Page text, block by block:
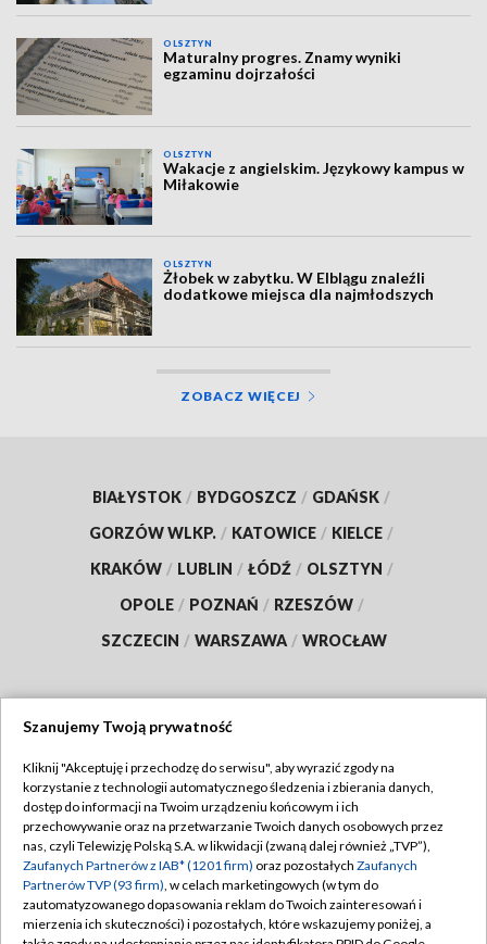
OLSZTYN
Maturalny progres. Znamy wyniki
egzaminu dojrzałości
OLSZTYN
Wakacje z angielskim. Językowy kampus w
Miłakowie
OLSZTYN
Żłobek w zabytku. W Elblągu znaleźli
dodatkowe miejsca dla najmłodszych
ZOBACZ WIĘCEJ
BIAŁYSTOK / BYDGOSZCZ / GDAŃSK /
GORZÓW WLKP. / KATOWICE / KIELCE /
KRAKÓW / LUBLIN / ŁÓDŹ / OLSZTYN /
OPOLE / POZNAŃ / RZESZÓW /
SZCZECIN / WARSZAWA / WROCŁAW
TVP
Abonament TVP
Emisja w TVP
Centrum informacji TVP
Naziemna Telewizja Cyfrowa
Regulamin TVP
Polityka prywatności
Moje zgody
Pomoc
Szanujemy Twoją prywatność
Kliknij "Akceptuję i przechodzę do serwisu", aby wyrazić zgody na
korzystanie z technologii automatycznego śledzenia i zbierania danych,
dostęp do informacji na Twoim urządzeniu końcowym i ich
przechowywanie oraz na przetwarzanie Twoich danych osobowych przez
nas, czyli Telewizję Polską S.A. w likwidacji (zwaną dalej również „TVP”),
Zaufanych Partnerów z IAB* (1201 firm) oraz pozostałych Zaufanych
Partnerów TVP (93 firm), w celach marketingowych (w tym do
zautomatyzowanego dopasowania reklam do Twoich zainteresowań i
mierzenia ich skuteczności) i pozostałych, które wskazujemy poniżej, a